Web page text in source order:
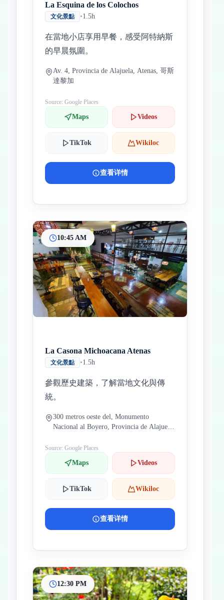
La Esquina de los Colochos
文化景點 •1.5h
在當地小店享用早餐，感受阿特納斯
的早晨氛圍。
Av. 4, Provincia de Alajuela, Atenas, 哥斯
達黎加
Source: Google Places
Maps Videos
TikTok Wikiloc
查看详情
10:45 AM
La Casona Michoacana Atenas
文化景點 •1.5h
參觀歷史建築，了解當地文化與傳
統。
300 metros oeste del, Monumento
Nacional al Boyero, Provincia de Alajuela,
Source: Google Places
Maps Videos
TikTok Wikiloc
查看详情
12:30 PM